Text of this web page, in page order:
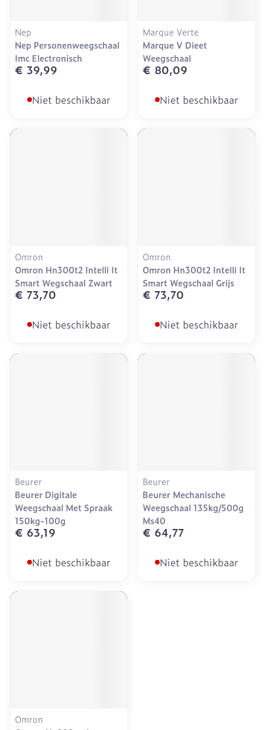
Nep
Nep Personenweegschaal
Imc Electronisch
€ 39,99
Niet beschikbaar
Marque Verte
Marque V Dieet
Weegschaal
€ 80,09
Niet beschikbaar
Omron
Omron Hn300t2 Intelli It
Smart Wegschaal Zwart
€ 73,70
Niet beschikbaar
Omron
Omron Hn300t2 Intelli It
Smart Wegschaal Grijs
€ 73,70
Niet beschikbaar
Beurer
Beurer Digitale
Weegschaal Met Spraak
150kg-100g
€ 63,19
Niet beschikbaar
Beurer
Beurer Mechanische
Weegschaal 135kg/500g
Ms40
€ 64,77
Niet beschikbaar
Omron